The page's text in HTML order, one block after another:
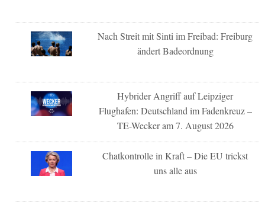
Nach Streit mit Sinti im Freibad: Freiburg
ändert Badeordnung
Hybrider Angriff auf Leipziger
Flughafen: Deutschland im Fadenkreuz –
TE-Wecker am 7. August 2026
Chatkontrolle in Kraft – Die EU trickst
uns alle aus